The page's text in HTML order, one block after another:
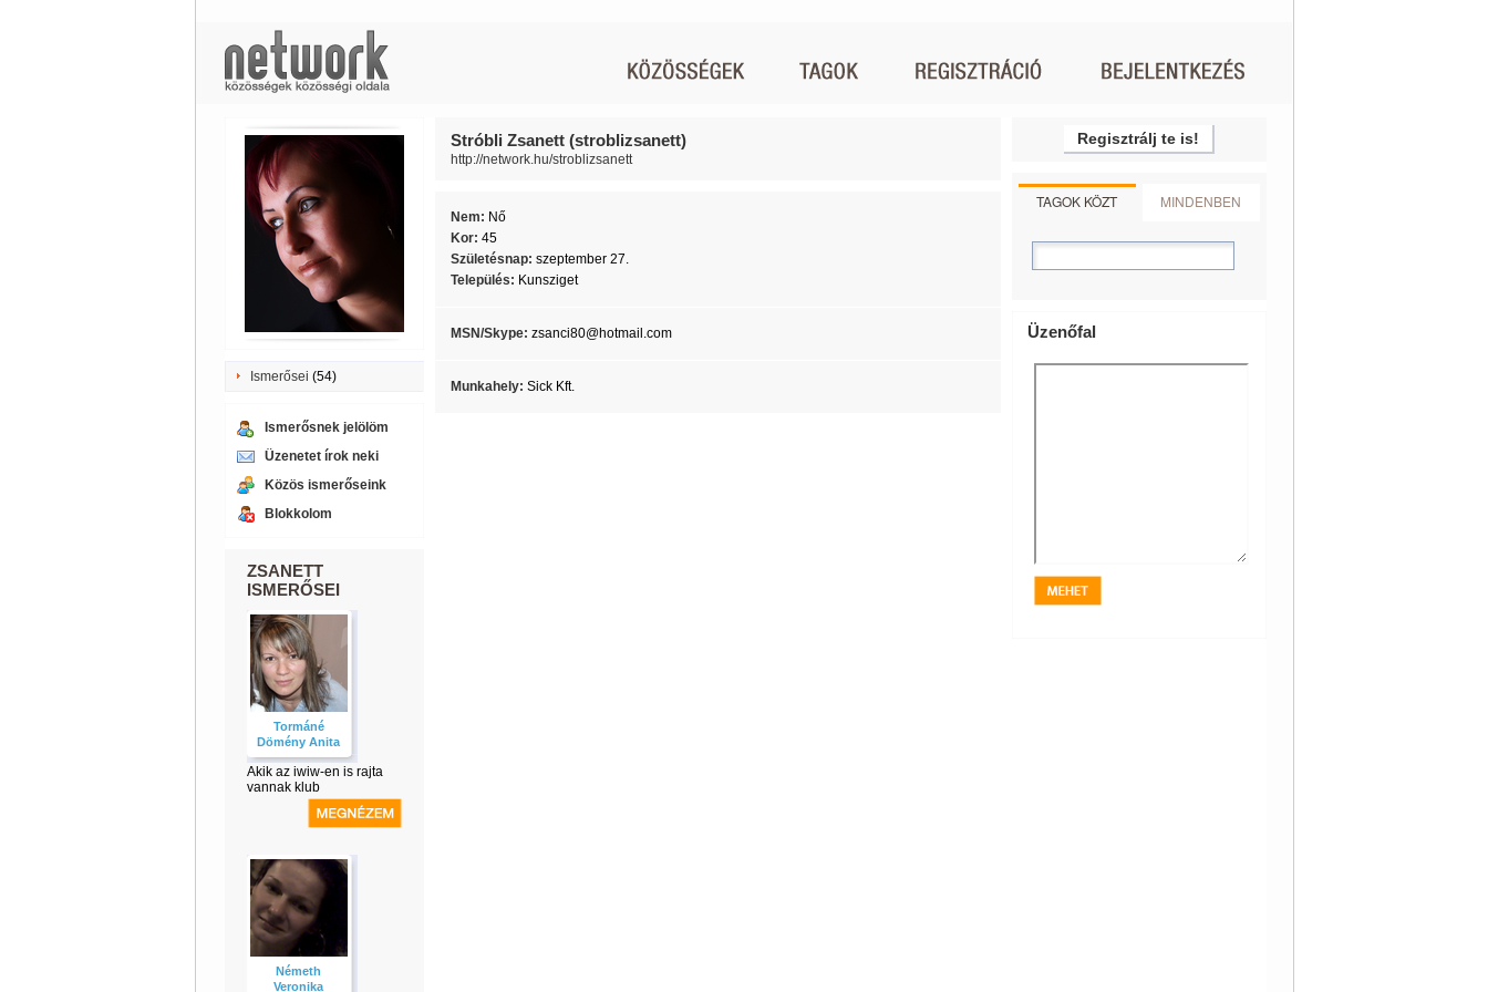
Ismerősei (54)
Ismerősnek jelölöm
Üzenetet írok neki
Közös ismerőseink
Blokkolom
ZSANETT
ISMERŐSEI
Tormáné
Dömény Anita
Akik az iwiw-en is rajta
vannak klub
Németh
Veronika
Stróbli Zsanett (stroblizsanett)
http://network.hu/stroblizsanett
Nem: Nő
Kor: 45
Születésnap: szeptember 27.
Település: Kunsziget
MSN/Skype: zsanci80@hotmail.com
Munkahely: Sick Kft.
Regisztrálj te is!
TAGOK KÖZT MINDENBEN
Üzenőfal